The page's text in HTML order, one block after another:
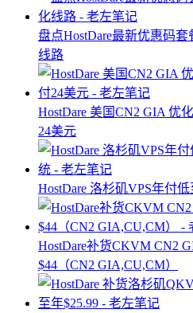
盘点HostDare最新优惠码
线路
HostDare 美国CN2 GIA 优
24美元
HostDare 洛杉矶VPS年付
HostDare补货CKVM CN2
$44（CN2 GIA,CU,CM）